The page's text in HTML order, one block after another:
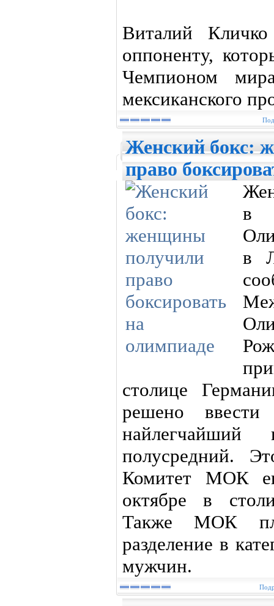
Виталий
оппоненту,
Чемпионом
мексиканского
Женский бокс:
право
в
в
столице
решено
полусредний.
Комитет МОК
октябре в
Также МОК
разделение в
мужчин.